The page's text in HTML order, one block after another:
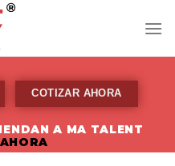
COTIZAR AHORA
A MA TALENT